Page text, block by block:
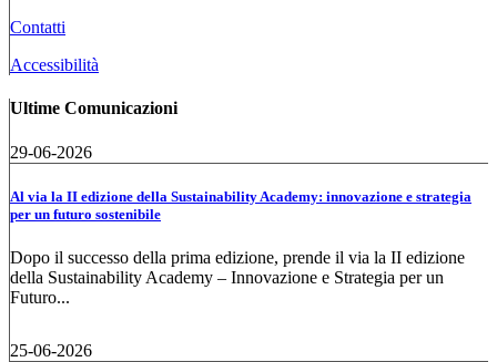
Contatti
Accessibilità
Ultime Comunicazioni
29-06-2026
Al via la II edizione della Sustainability Academy: innovazione e strategia
per un futuro sostenibile
Dopo il successo della prima edizione, prende il via la II edizione
della Sustainability Academy – Innovazione e Strategia per un
Futuro...
25-06-2026